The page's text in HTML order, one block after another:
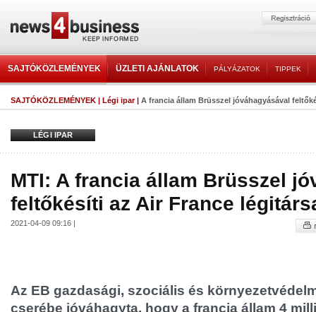
SAJTÓKÖZLEMÉNYEK ÜZLETI AJÁNLATOK PÁLYÁZATOK TIPPEK
SAJTÓKÖZLEMÉNYEK | Légi ipar| A francia állam Brüsszel jóváhagyásával
LÉGI IPAR
MTI: A francia állam Brüsszel
feltőkésíti az Air France
2021-04-09 09:16 |
Az EB gazdasági, szociális és
cserébe jóváhagyta, hogy a francia állam 4